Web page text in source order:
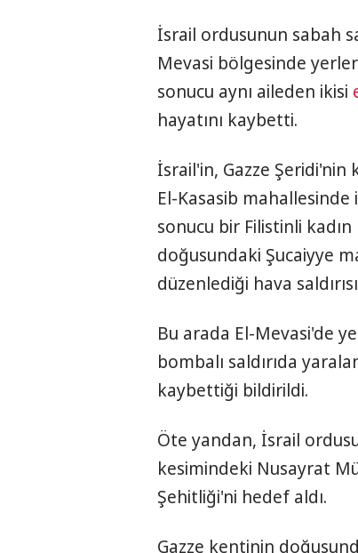
İsrail ordusunun sabah
Mevasi bölgesinde
sonucu aynı aileden ikisi
hayatını kaybetti.
İsrail'in, Gazze Şeridi'nin
El-Kasasib mahallesinde
sonucu bir Filistinli
doğusundaki Şucaiyye
düzenlediği hava
Bu arada El-Mevasi'de
bombalı saldırıda
kaybettiği bildirildi.
Öte yandan, İsrail
kesimindeki Nusayrat
Şehitliği'ni hedef aldı.
Gazze kentinin